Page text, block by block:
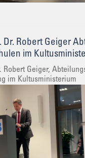
Dr. Robert Geiger
im
Robert Geiger,
im Kultusministerium